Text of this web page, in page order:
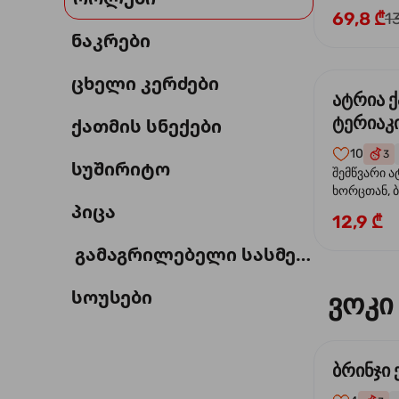
ნაკრები
ცხელი კერძები
ქათმის სნექები
სუშირიტო
პიცა
გამაგრილებელი სასმელი
სოუსები
69,8 ₾
ატრია
10 3
შემწვარი
ხორცთან,
და
12,9 ₾
ვოკი
ბრინჯი